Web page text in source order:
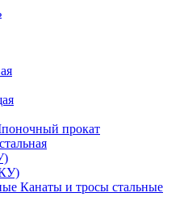
прокат
Канаты и тросы стальные